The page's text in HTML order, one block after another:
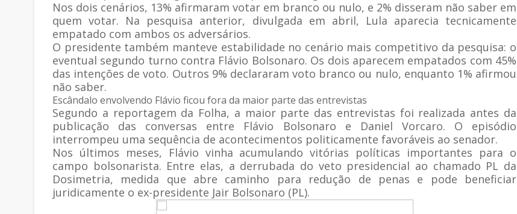
Nos dois cenários, 13% afirmaram votar em branco ou nulo, e 2% disseram não saber em
quem votar. Na pesquisa anterior, divulgada em abril, Lula aparecia tecnicamente
empatado com ambos os adversários.
O presidente também manteve estabilidade no cenário mais competitivo da pesquisa: o
eventual segundo turno contra Flávio Bolsonaro. Os dois aparecem empatados com 45%
das intenções de voto. Outros 9% declararam voto branco ou nulo, enquanto 1% afirmou
não saber.
Escândalo envolvendo Flávio ficou fora da maior parte das entrevistas
Segundo a reportagem da Folha, a maior parte das entrevistas foi realizada antes da
publicação das conversas entre Flávio Bolsonaro e Daniel Vorcaro. O episódio
interrompeu uma sequência de acontecimentos politicamente favoráveis ao senador.
Nos últimos meses, Flávio vinha acumulando vitórias políticas importantes para o
campo bolsonarista. Entre elas, a derrubada do veto presidencial ao chamado PL da
Dosimetria, medida que abre caminho para redução de penas e pode beneficiar
juridicamente o ex-presidente Jair Bolsonaro (PL).